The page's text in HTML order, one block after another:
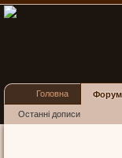
Головна Форум
Останні дописи